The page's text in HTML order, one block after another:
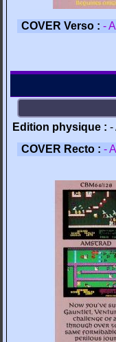
COVER Verso : -
Edition physique : -
COVER Recto : -